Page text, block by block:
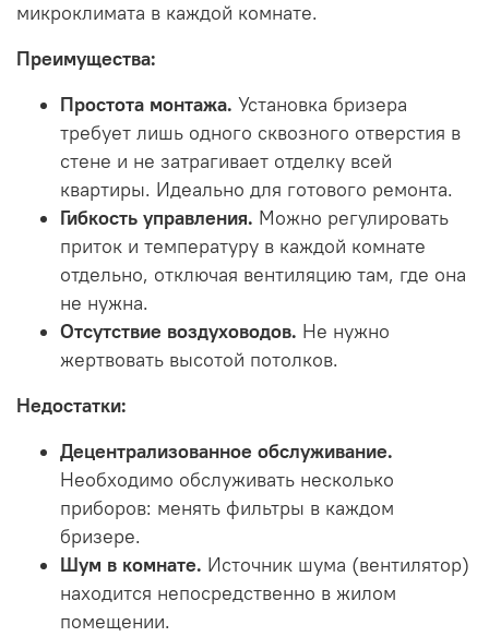
микроклимата в каждой комнате.
Преимущества:
Простота монтажа. Установка бризера
требует лишь одного сквозного отверстия в
стене и не затрагивает отделку всей
квартиры. Идеально для готового ремонта.
Гибкость управления. Можно регулировать
приток и температуру в каждой комнате
отдельно, отключая вентиляцию там, где она
не нужна.
Отсутствие воздуховодов. Не нужно
жертвовать высотой потолков.
Недостатки:
Децентрализованное обслуживание.
Необходимо обслуживать несколько
приборов: менять фильтры в каждом
бризере.
Шум в комнате. Источник шума (вентилятор)
находится непосредственно в жилом
помещении.